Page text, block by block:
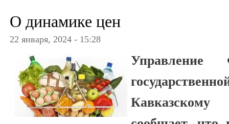
О динамике цен
22 января, 2024 - 15:28
Управление
Кавказскому